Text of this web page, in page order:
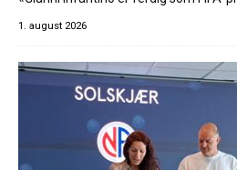
1. august 2026